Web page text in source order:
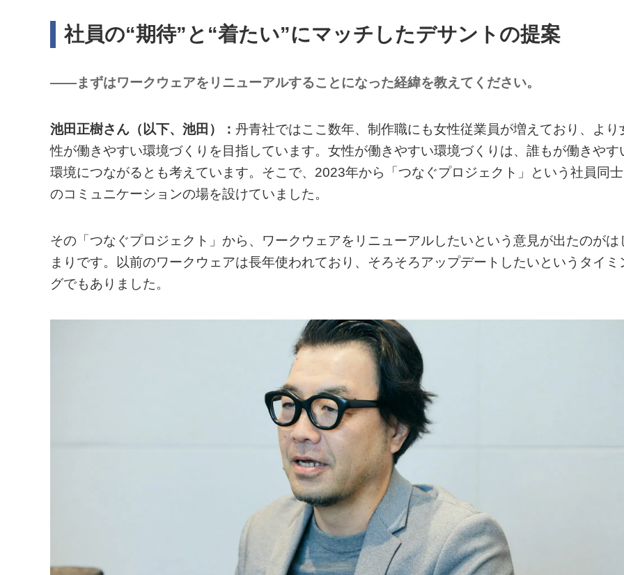
社員の“期待”と“着たい”にマッチしたデサントの提案
――まずはワークウェアをリニューアルすることになった経緯を教えてください。
池田正樹さん（以下、池田）： 丹青社ではここ数年、制作職にも女性従業員が増えており、より
性が働きやすい環境づくりを目指しています。女性が働きやすい環境づくりは、誰もが働きやす
環境につながるとも考えています。そこで、2023年から「つなぐプロジェクト」という社員同士
のコミュニケーションの場を設けていました。
その「つなぐプロジェクト」から、ワークウェアをリニューアルしたいという意見が出たのがは
まりです。以前のワークウェアは長年使われており、そろそろアップデートしたいというタイミ
グでもありました。